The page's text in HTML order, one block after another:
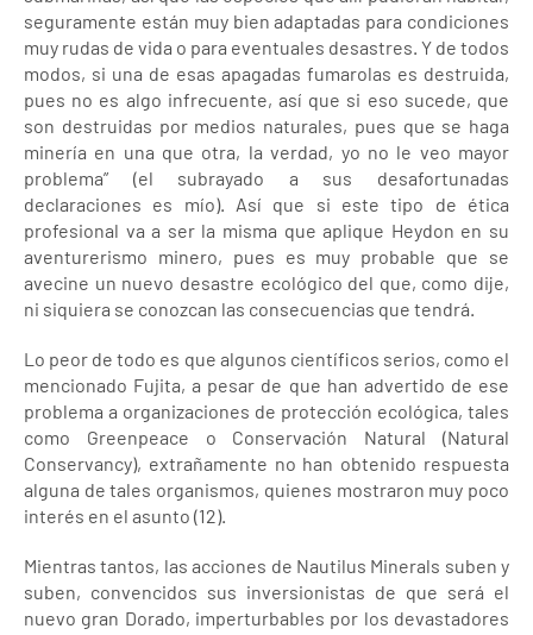
Lo peor de todo es que algunos científicos serios, como el
mencionado Fujita, a pesar de que han advertido de ese
problema a organizaciones de protección ecológica, tales
como Greenpeace o Conservación Natural (Natural
Conservancy), extrañamente no han obtenido respuesta
alguna de tales organismos, quienes mostraron muy poco
interés en el asunto (12).
Mientras tantos, las acciones de Nautilus Minerals suben y
suben, convencidos sus inversionistas de que será el
nuevo gran Dorado, imperturbables por los devastadores